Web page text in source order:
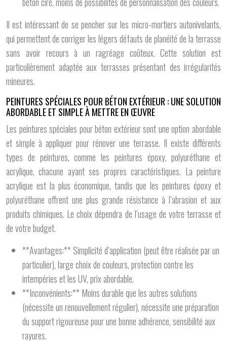
Il est intéressant de se pencher sur les micro-mortiers autonivelants,
qui permettent de corriger les légers défauts de planéité de la terrasse
sans avoir recours à un ragréage coûteux. Cette solution est
particulièrement adaptée aux terrasses présentant des irrégularités
mineures.
PEINTURES SPÉCIALES POUR BÉTON EXTÉRIEUR : UNE SOLUTION
ABORDABLE ET SIMPLE À METTRE EN ŒUVRE
Les peintures spéciales pour béton extérieur sont une option abordable
et simple à appliquer pour rénover une terrasse. Il existe différents
types de peintures, comme les peintures époxy, polyuréthane et
acrylique, chacune ayant ses propres caractéristiques. La peinture
acrylique est la plus économique, tandis que les peintures époxy et
polyuréthane offrent une plus grande résistance à l’abrasion et aux
produits chimiques. Le choix dépendra de l’usage de votre terrasse et
de votre budget.
**Avantages:** Simplicité d’application (peut être réalisée par un
particulier), large choix de couleurs, protection contre les
intempéries et les UV, prix abordable.
**Inconvénients:** Moins durable que les autres solutions
(nécessite un renouvellement régulier), nécessite une préparation
du support rigoureuse pour une bonne adhérence, sensibilité aux
rayures.